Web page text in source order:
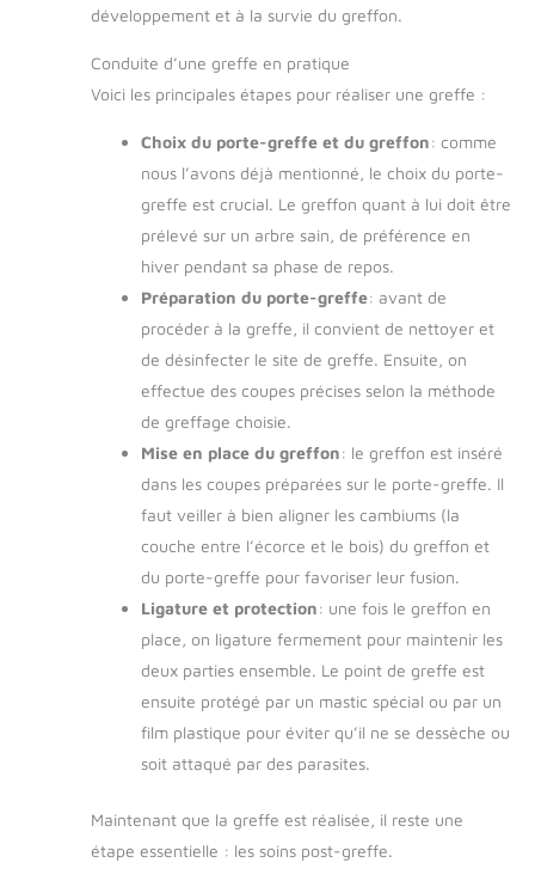
développement et à la survie du greffon.
Conduite d’une greffe en pratique
Voici les principales étapes pour réaliser une greffe :
Choix du porte-greffe et du greffon: comme
nous l’avons déjà mentionné, le choix du porte-
greffe est crucial. Le greffon quant à lui doit être
prélevé sur un arbre sain, de préférence en
hiver pendant sa phase de repos.
Préparation du porte-greffe: avant de
procéder à la greffe, il convient de nettoyer et
de désinfecter le site de greffe. Ensuite, on
effectue des coupes précises selon la méthode
de greffage choisie.
Mise en place du greffon: le greffon est inséré
dans les coupes préparées sur le porte-greffe. Il
faut veiller à bien aligner les cambiums (la
couche entre l’écorce et le bois) du greffon et
du porte-greffe pour favoriser leur fusion.
Ligature et protection: une fois le greffon en
place, on ligature fermement pour maintenir les
deux parties ensemble. Le point de greffe est
ensuite protégé par un mastic spécial ou par un
film plastique pour éviter qu’il ne se dessèche ou
soit attaqué par des parasites.
Maintenant que la greffe est réalisée, il reste une
étape essentielle : les soins post-greffe.